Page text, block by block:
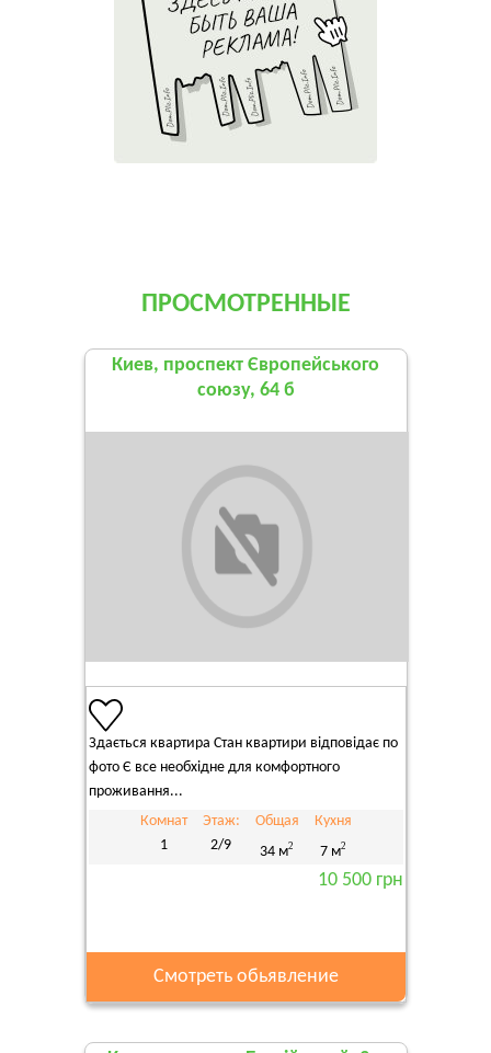
ПРОСМОТРЕННЫЕ
Киев, проспект Європейського
союзу, 64 б
Здається квартира Стан квартири відповідає по
фото Є все необхідне для комфортного
проживання...
Комнат
1
Этаж:
2/9
Общая
34 м2
Кухня
7 м2
10 500 грн
Смотреть обьявление